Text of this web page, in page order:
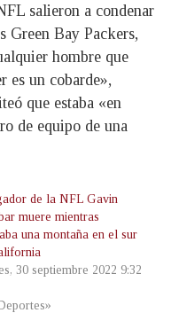
salieron a condenar
Green Bay Packers,
hombre que
es un cobarde»,
que estaba «en
de equipo de una
de la NFL Gavin
muere mientras
una montaña en el sur
30 septiembre 2022 9:32